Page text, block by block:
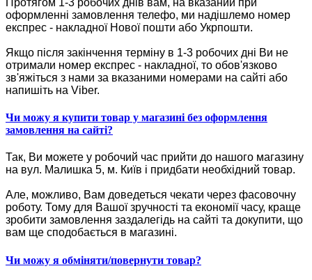
Протягом 1-3 робочих днів вам, на вказаний при
оформленні замовлення телефо, ми надішлемо номер
експрес - накладної Нової пошти або Укрпошти.
Якщо після закінчення терміну в 1-3 робочих дні Ви не
отримали номер експрес - накладної, то обов'язково
зв'яжіться з нами за вказаними номерами на сайті або
напишіть на Viber.
Чи можу я купити товар у магазині без оформлення
замовлення на сайті?
Так, Ви можете у робочий час прийти до нашого магазину
на вул. Малишка 5, м. Київ і придбати необхідний товар.
Але, можливо, Вам доведеться чекати через фасовочну
роботу. Тому для Вашої зручності та економії часу, краще
зробити замовлення заздалегідь на сайті та докупити, що
вам ще сподобається в магазині.
Чи можу я обміняти/повернути товар?